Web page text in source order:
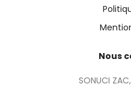
Nous
SONUCI